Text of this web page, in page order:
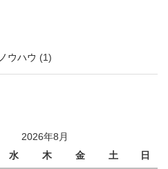
ウハウ (1)
2026年8月
水 木 金 土 日